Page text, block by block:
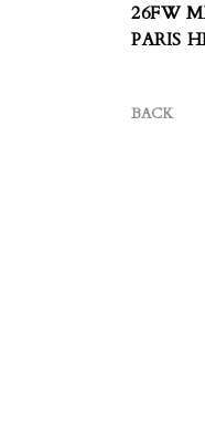
26FW
PARIS
BACK